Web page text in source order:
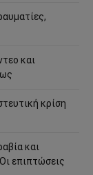
και
κρίση
και
επιπτώσεις